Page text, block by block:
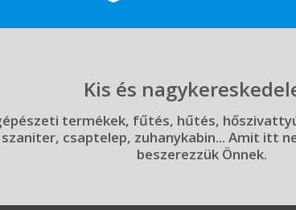
Kis és
termékek, fűtés, hűtés,
csaptelep, zuhanykabin... Amit itt
beszerezzük Önnek.